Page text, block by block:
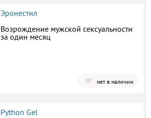
Эронестил
Возрождение мужской сексуальности
за один месяц
нет в наличии
Python Gel